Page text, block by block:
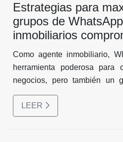
Estrategias para
grupos de
inmobiliarios
Como agente inmobiliario,
herramienta poderosa para
negocios, pero también un
gestiona bien. La clave está
chats en una fuente
ni perder tiempo valioso. Aquí
LEER